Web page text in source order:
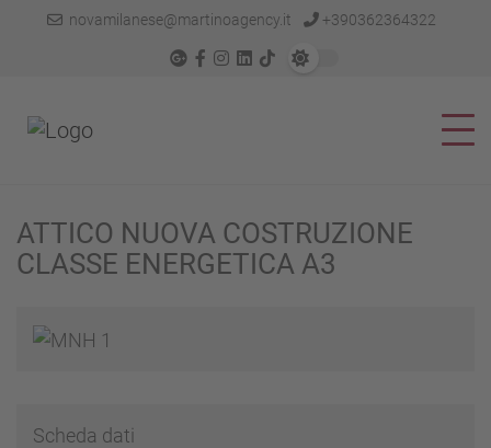
novamilanese@martinoagency.it +390362364322
ATTICO NUOVA COSTRUZIONE
CLASSE ENERGETICA A3
Scheda dati